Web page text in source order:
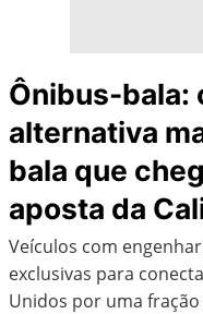
Ônibus-bala:
alternativa
bala que
aposta da
Veículos com
exclusivas para
Unidos por uma